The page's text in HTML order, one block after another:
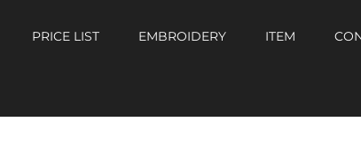
PRICE LIST EMBROIDERY ITEM